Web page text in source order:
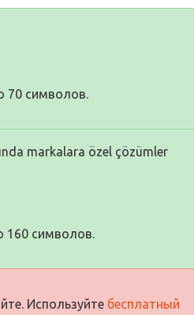
70 символов.
markalara özel çözümler
160 символов.
Используйте бесплатный